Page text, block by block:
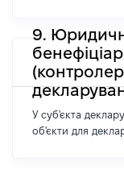
9.
У суб'єкта
об'єкти для